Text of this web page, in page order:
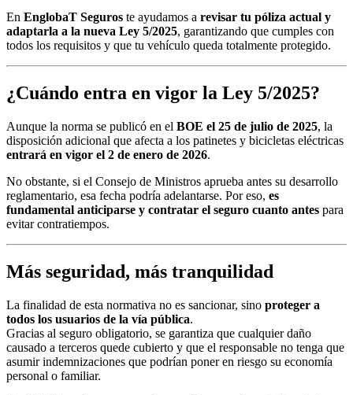
En EnglobaT Seguros te ayudamos a revisar tu póliza actual y
adaptarla a la nueva Ley 5/2025, garantizando que cumples con
todos los requisitos y que tu vehículo queda totalmente protegido.
¿Cuándo entra en vigor la Ley 5/2025?
Aunque la norma se publicó en el BOE el 25 de julio de 2025, la
disposición adicional que afecta a los patinetes y bicicletas eléctricas
entrará en vigor el 2 de enero de 2026.
No obstante, si el Consejo de Ministros aprueba antes su desarrollo
reglamentario, esa fecha podría adelantarse. Por eso, es
fundamental anticiparse y contratar el seguro cuanto antes para
evitar contratiempos.
Más seguridad, más tranquilidad
La finalidad de esta normativa no es sancionar, sino proteger a
todos los usuarios de la vía pública.
Gracias al seguro obligatorio, se garantiza que cualquier daño
causado a terceros quede cubierto y que el responsable no tenga que
asumir indemnizaciones que podrían poner en riesgo su economía
personal o familiar.